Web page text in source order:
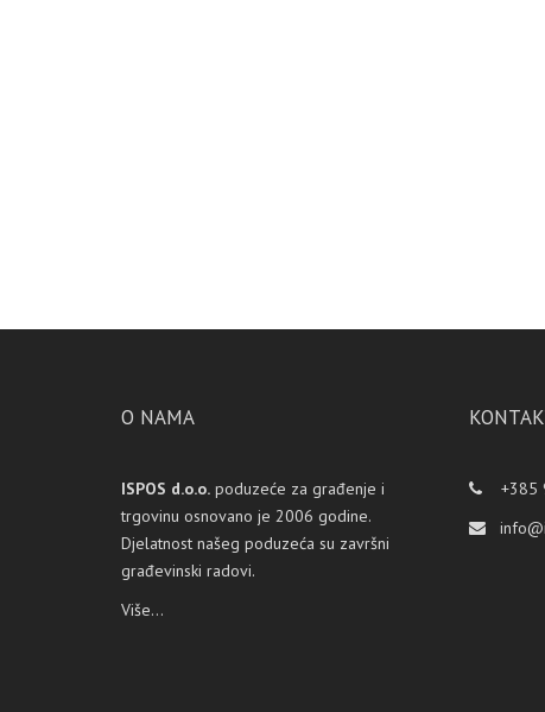
O NAMA
ISPOS d.o.o. poduzeće za građenje i
trgovinu osnovano je 2006 godine.
Djelatnost našeg poduzeća su završni
građevinski radovi.
Više...
+385